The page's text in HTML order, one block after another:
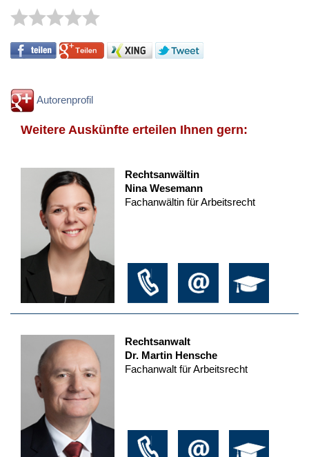
Autorenprofil
Weitere Auskünfte erteilen Ihnen gern:
Rechtsanwältin
Nina Wesemann
Fachanwältin für Arbeitsrecht
Rechtsanwalt
Dr. Martin Hensche
Fachanwalt für Arbeitsrecht